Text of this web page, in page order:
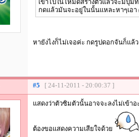
เข้าไปในโหมดสร้างตัวแล้วจะมีปุ่ม
กดแล้วมันจะอยู่ในนั้นแหละหาๆเอ
หายังไงก็ไม่เจอค่ะ กดรูปดอกจันก็แล้ว
#5 [ 24-11-2011 - 20:00:37 ]
แสดงว่าตัวซิมตัวนั้นอาจจะลงไม่เข้าอ
ต้องขอแสดงความเสียใจด้วย